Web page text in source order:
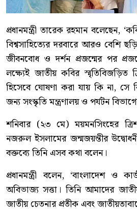
প্রধানমন্ত্রী তারেক রহমান বলেছেন,
বিশ্বসাহিত্যের দরবারে আরও বেশি
জীবনবোধ ও দর্শন প্রজন্মের পর
লক্ষ্যেই জাতীয় কবির স্মৃতিবিজড়িত
হিসেবে ঘোষণা করা যায় কি না, সে
জন্য সংস্কৃতি মন্ত্রণালয় ও পর্যটন
শনিবার (২৩ মে) ময়মনসিংহের
নজরুল ইসলামের জন্মজয়ন্তীর
বক্তব্যে তিনি এসব কথা বলেন।
প্রধানমন্ত্রী বলেন, ‘বাংলাদেশ
অবিভাজ্য সত্তা। তিনি আমাদের
জাতীয় চেতনার প্রতীক এবং